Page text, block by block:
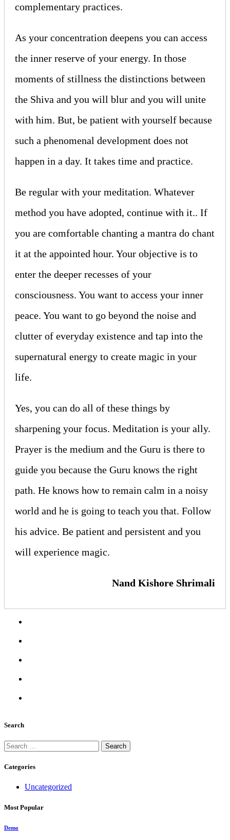
complementary practices.
As your concentration deepens you can access
the inner reserve of your energy. In those
moments of stillness the distinctions between
the Shiva and you will blur and you will unite
with him. But, be patient with yourself because
such a phenomenal development does not
happen in a day. It takes time and practice.
Be regular with your meditation. Whatever
method you have adopted, continue with it.. If
you are comfortable chanting a mantra do chant
it at the appointed hour. Your objective is to
enter the deeper recesses of your
consciousness. You want to access your inner
peace. You want to go beyond the noise and
clutter of everyday existence and tap into the
supernatural energy to create magic in your
life.
Yes, you can do all of these things by
sharpening your focus. Meditation is your ally.
Prayer is the medium and the Guru is there to
guide you because the Guru knows the right
path. He knows how to remain calm in a noisy
world and he is going to teach you that. Follow
his advice. Be patient and persistent and you
will experience magic.
Nand Kishore Shrimali
Search
Search
for:
Categories
Uncategorized
Most Popular
Demo